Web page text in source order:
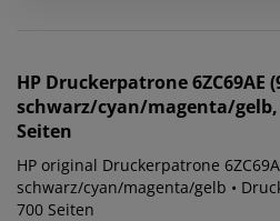
HP Druckerpatrone 6ZC69AE
schwarz/cyan/magenta/gelb,
Seiten
HP original Druckerpatrone
schwarz/cyan/magenta/gelb •
700 Seiten